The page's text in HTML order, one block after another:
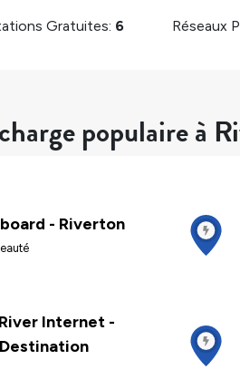
Gratuites: 6 Réseaux
populaire à
- Riverton
Internet -